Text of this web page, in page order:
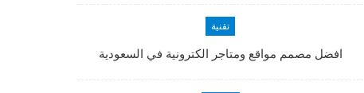
تقنية
افضل مصمم مواقع ومتاجر الكترونية في السعودية